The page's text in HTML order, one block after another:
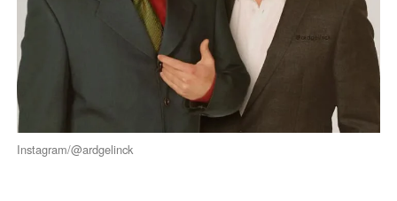
Instagram/@ardgelinck